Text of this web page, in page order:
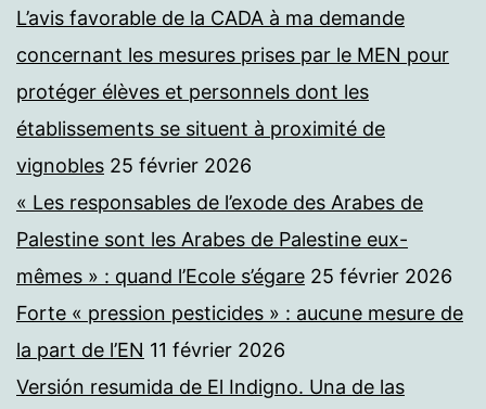
L’avis favorable de la CADA à ma demande
concernant les mesures prises par le MEN pour
protéger élèves et personnels dont les
établissements se situent à proximité de
vignobles 25 février 2026
« Les responsables de l’exode des Arabes de
Palestine sont les Arabes de Palestine eux-
mêmes » : quand l’Ecole s’égare 25 février 2026
Forte « pression pesticides » : aucune mesure de
la part de l’EN 11 février 2026
Versión resumida de El Indigno. Una de las